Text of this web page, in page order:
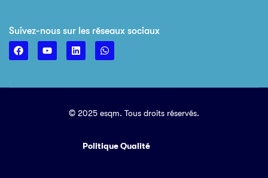
Suivez-nous sur les réseaux sociaux
© 2025 esqm. Tous droits réservés.
Politique Qualité